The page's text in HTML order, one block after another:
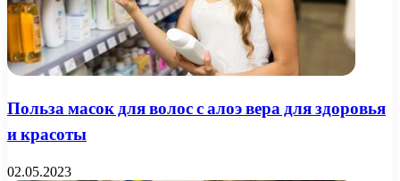
Польза масок для волос с алоэ вера для здоровья
и красоты
02.05.2023